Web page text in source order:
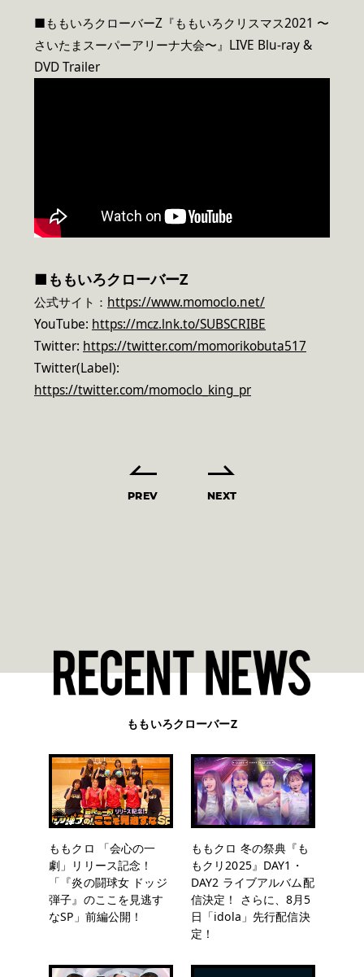
■ももいろクローバーZ『ももいろクリスマス2021 〜
さいたまスーパーアリーナ大会〜』LIVE Blu-ray &
DVD Trailer
■ ももいろクローバーZ
公式サイト： https://www.momoclo.net/
YouTube: https://mcz.lnk.to/SUBSCRIBE
Twitter: https://twitter.com/momorikobuta517
Twitter(Label):
https://twitter.com/momoclo_king_pr
PREV NEXT
ももいろクローバーZ
ももクロ 「会心の一
劇」リリース記念！
「『炎の闘球女 ドッジ
弾子』のここを見逃す
なSP」前編公開！
ももクロ 冬の祭典『も
もクリ2025』DAY1・
DAY2 ライブアルバム配
信決定！ さらに、8月5
日「idola」先行配信決
定！